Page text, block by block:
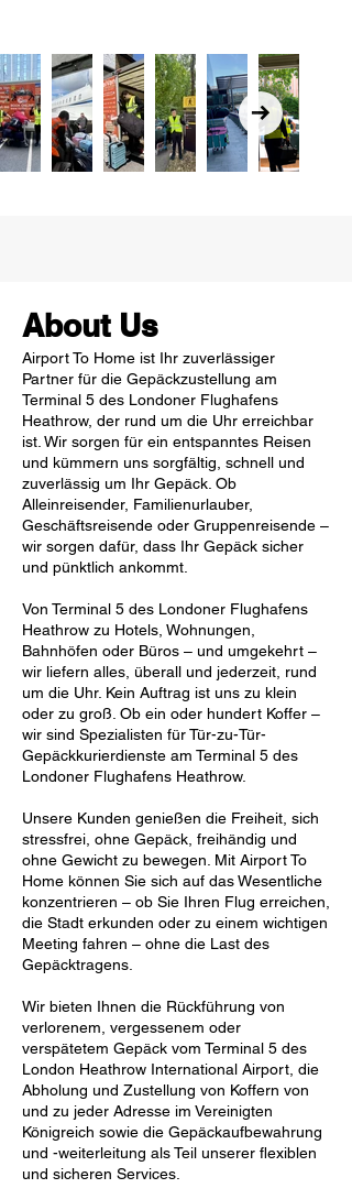
About Us
Airport To Home ist Ihr zuverlässiger
Partner für die Gepäckzustellung am
Terminal 5 des Londoner Flughafens
Heathrow, der rund um die Uhr erreichbar
ist. Wir sorgen für ein entspanntes Reisen
und kümmern uns sorgfältig, schnell und
zuverlässig um Ihr Gepäck. Ob
Alleinreisender, Familienurlauber,
Geschäftsreisende oder Gruppenreisende –
wir sorgen dafür, dass Ihr Gepäck sicher
und pünktlich ankommt.
Von Terminal 5 des Londoner Flughafens
Heathrow zu Hotels, Wohnungen,
Bahnhöfen oder Büros – und umgekehrt –
wir liefern alles, überall und jederzeit, rund
um die Uhr. Kein Auftrag ist uns zu klein
oder zu groß. Ob ein oder hundert Koffer –
wir sind Spezialisten für Tür-zu-Tür-
Gepäckkurierdienste am Terminal 5 des
Londoner Flughafens Heathrow.
Unsere Kunden genießen die Freiheit, sich
stressfrei, ohne Gepäck, freihändig und
ohne Gewicht zu bewegen. Mit Airport To
Home können Sie sich auf das Wesentliche
konzentrieren – ob Sie Ihren Flug erreichen,
die Stadt erkunden oder zu einem wichtigen
Meeting fahren – ohne die Last des
Gepäcktragens.
Wir bieten Ihnen die Rückführung von
verlorenem, vergessenem oder
verspätetem Gepäck vom Terminal 5 des
London Heathrow International Airport, die
Abholung und Zustellung von Koffern von
und zu jeder Adresse im Vereinigten
Königreich sowie die Gepäckaufbewahrung
und -weiterleitung als Teil unserer flexiblen
und sicheren Services.